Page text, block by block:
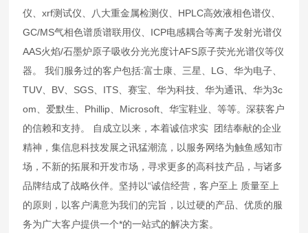
仪、xrf测试仪、八大重金属检测仪、HPLC高效液相色谱仪、
GC/MS气相色谱质谱联用仪、ICP电感耦合等离子发射光谱仪
AAS火焰/石墨炉原子吸收分光光度计AFS原子荧光光谱仪等仪
器。 我们服务过的客户包括:富士康、三星、LG、华为电子、
TUV、BV、SGS、ITS、赛宝、华为科技、华为通讯、华为3c
om、爱默生、Phillip、Microsoft、华宝鞋业、等等。深获客户
的信赖和支持。 自成立以来，本着诚信求实 团结奉献的企业
精神，集信息科技发展之讯猛潮流，以服务网络为触鱼感知市
场，不新的拓展和开发市场，寻求更多的高科技产品，与诸多
品牌结成了战略伙伴。坚持以“诚信经营，客户至上 质量至上
的原则，以客户满意为我们的完旨，以过硬的产品、优质的服
务为广大客户提供一个*的一站式的解决方案。